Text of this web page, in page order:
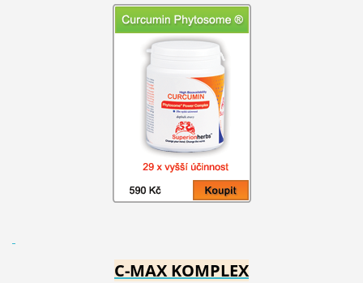
C-MAX KOMPLEX